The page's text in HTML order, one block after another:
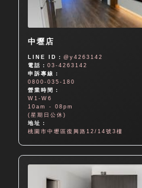
中壢店
LINE ID：@y4263142
電話：03-4263142
申訴專線：
0800-035-180
營業時間：
W1-W6
10am - 08pm
(星期日公休)
地址：
桃園市中壢區復興路12/14號3樓